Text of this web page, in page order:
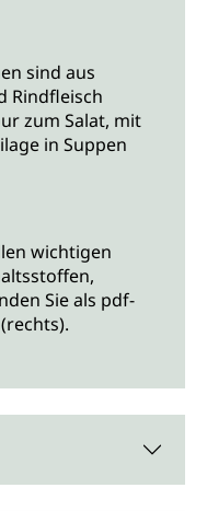
sind aus
Rindfleisch
zum Salat, mit
in Suppen
wichtigen
Sie als pdf-